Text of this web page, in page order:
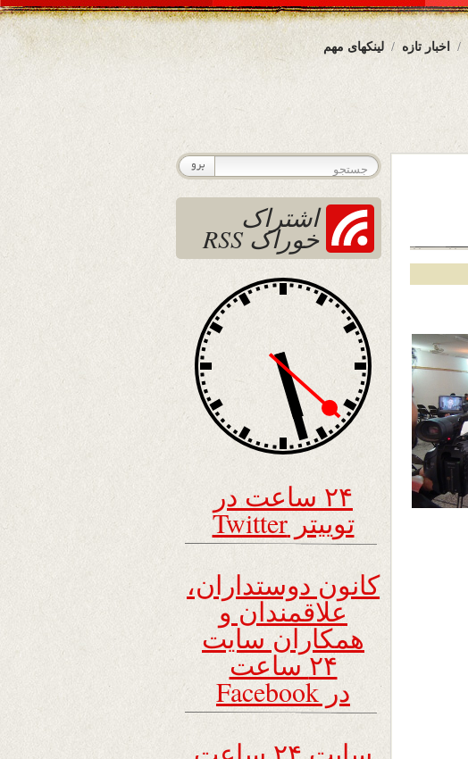
لینکهای مهم اخبار تازه
اشتراک
خوراک RSS
۲۴ ساعت در
توییتر Twitter
کانون دوستداران،
علاقمندان و
همکاران سایت
۲۴ ساعت
در Facebook